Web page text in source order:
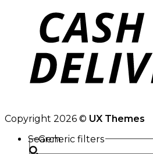
Copyright 2026 © UX Themes
Search
Generic filters